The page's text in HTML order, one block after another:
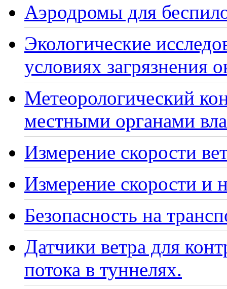
Аэродромы для
Экологические
условиях загрязнения
Метеорологический
местными органами
Измерение скорости
Измерение скорости и
Безопасность на
Датчики ветра для
потока в туннелях.